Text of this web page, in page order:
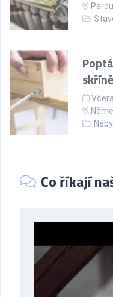
Co říkají